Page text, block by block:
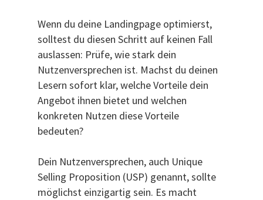
Wenn du deine Landingpage optimierst,
solltest du diesen Schritt auf keinen Fall
auslassen: Prüfe, wie stark dein
Nutzenversprechen ist. Machst du deinen
Lesern sofort klar, welche Vorteile dein
Angebot ihnen bietet und welchen
konkreten Nutzen diese Vorteile
bedeuten?
Dein Nutzenversprechen, auch Unique
Selling Proposition (USP) genannt, sollte
möglichst einzigartig sein. Es macht